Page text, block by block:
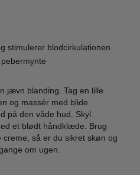
stimulerer blodcirkulationen
jævn blanding. Tag en lille
og massér med blide
på den våde hud. Skyl
et blødt håndklæde. Brug
så er du sikret skøn og
om ugen.